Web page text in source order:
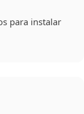
para instalar